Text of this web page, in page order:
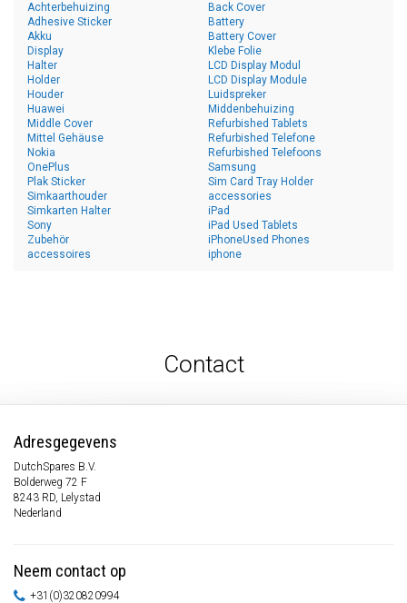
Achterbehuizing
Adhesive Sticker
Akku
Back Cover
Battery
Battery Cover
Display
Halter
Holder
Houder
Huawei
Klebe Folie
LCD Display Modul
LCD Display Module
Luidspreker
Middenbehuizing
Middle Cover
Mittel Gehäuse
Nokia
OnePlus
Plak Sticker
Refurbished Tablets
Refurbished Telefone
Refurbished Telefoons
Samsung
Sim Card Tray Holder
Simkaarthouder
Simkarten Halter
Sony
Zubehör
accessoires
accessories
iPad
iPad Used Tablets
iPhoneUsed Phones
iphone
Contact
Adresgegevens
DutchSpares B.V.
Bolderweg 72 F
8243 RD, Lelystad
Nederland
Neem contact op
+31(0)320820994